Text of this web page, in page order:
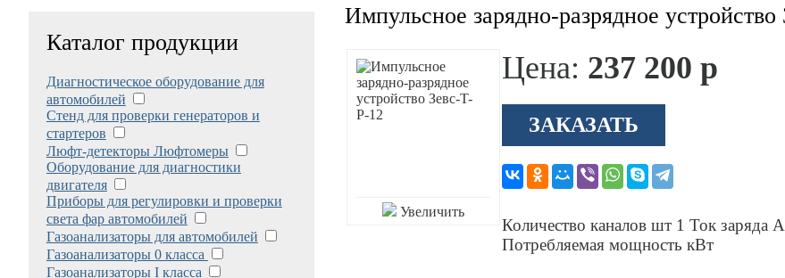
Каталог продукции
Диагностическое оборудование для
автомобилей
Стенд для проверки генераторов и
стартеров
Люфт-детекторы Люфтомеры
Оборудование для диагностики
двигателя
Приборы для регулировки и проверки
света фар автомобилей
Газоанализаторы для автомобилей
Газоанализаторы 0 класса
Газоанализаторы I класса
Импульсное зарядно-разрядное
Увеличить
Цена: 237 200 р
ЗАКАЗАТЬ
Количество каналов шт 1 Ток
Потребляемая мощность кВт